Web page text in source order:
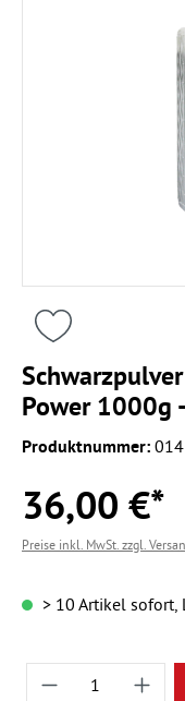
Power 1000g
Produktnummer: 014
36,00 €*
Preise inkl. MwSt. zzgl.
> 10 Artikel sofort,
Produkt